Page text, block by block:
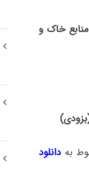
خاک و
بهدانلود